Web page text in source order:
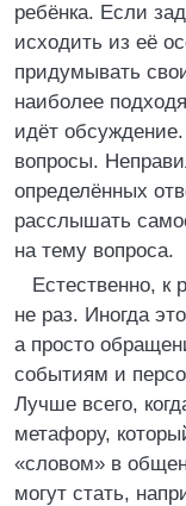
ребёнка. Если
исходить из её
придумывать
наиболее
идёт
вопросы.
определённых
расслышать
на тему вопроса.
Естественно, к
не раз. Иногда
а просто
событиям и
Лучше всего,
метафору,
«словом» в
могут стать,